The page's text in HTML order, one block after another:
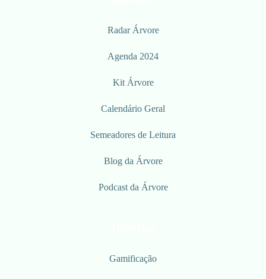
Radar Árvore
Agenda 2024
Kit Árvore
Calendário Geral
Semeadores de Leitura
Blog da Árvore
Podcast da Árvore
Gamificação